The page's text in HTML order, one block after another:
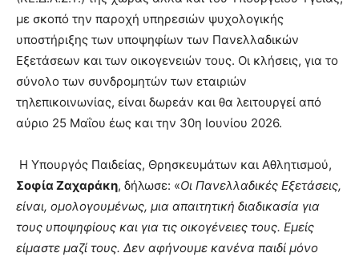
με σκοπό την παροχή υπηρεσιών ψυχολογικής
υποστήριξης των υποψηφίων των Πανελλαδικών
Εξετάσεων και των οικογενειών τους. Οι κλήσεις, για το
σύνολο των συνδρομητών των εταιριών
τηλεπικοινωνίας, είναι δωρεάν και θα λειτουργεί από
αύριο 25 Μαΐου έως και την 30η Ιουνίου 2026.
Η Υπουργός Παιδείας, Θρησκευμάτων και Αθλητισμού,
Σοφία Ζαχαράκη, δήλωσε: «Οι Πανελλαδικές Εξετάσεις,
είναι, ομολογουμένως, μια απαιτητική διαδικασία για
τους υποψηφίους και για τις οικογένειες τους. Εμείς
είμαστε μαζί τους. Δεν αφήνουμε κανένα παιδί μόνο